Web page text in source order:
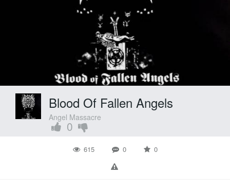
Blood Of Fallen Angels
Angel Massacre
0
615 0 0